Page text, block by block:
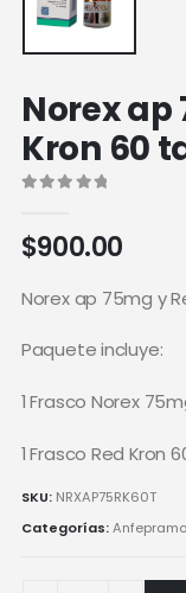
Norex ap
Kron 60
$900.00
Norex ap 75mg y
Paquete incluye:
1 Frasco Norex
1 Frasco Red Kron
SKU: NRXAP75RK60T
Categorías: